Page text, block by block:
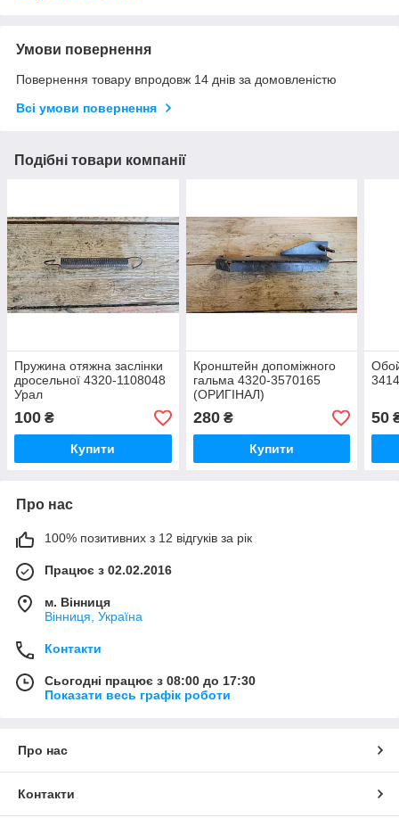
Умови повернення
Повернення товару впродовж 14 днів за домовленістю
Всі умови повернення
Подібні товари компанії
Пружина отяжна заслінки
дросельної 4320-1108048
Урал
100 ₴
Купити
Кронштейн допоміжного
гальма 4320-3570165
(ОРИГІНАЛ)
280₴
Купити
50
Про нас
100% позитивних з 12 відгуків за рік
Працює з 02.02.2016
м. Вінниця
Вінниця, Україна
Контакти
Сьогодні працює з 08:00 до 17:30
Показати весь графік роботи
Про нас
Контакти